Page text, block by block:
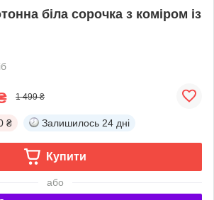
біла сорочка з коміром із
1 499 ₴
₴ Залишилось 24 дні
Купити
або